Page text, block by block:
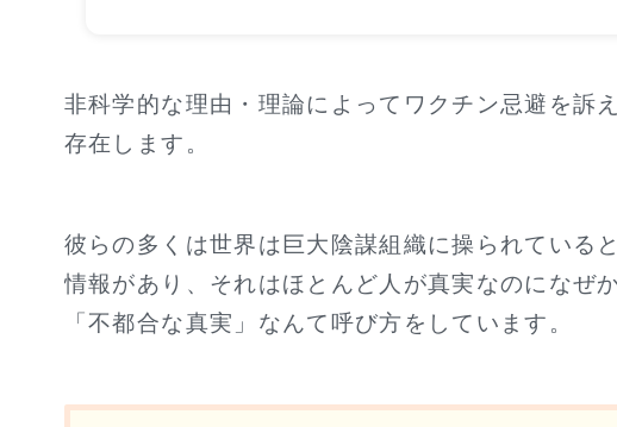
非科学的な理由・理論によってワクチン忌避を訴
存在します。
彼らの多くは世界は巨大陰謀組織に操られている
情報があり、それはほとんど人が真実なのになぜ
「不都合な真実」なんて呼び方をしています。